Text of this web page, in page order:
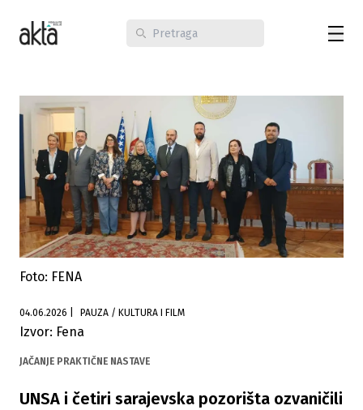
Foto: FENA
04.06.2026 PAUZA / KULTURA I FILM
Izvor: Fena
JAČANJE PRAKTIČNE NASTAVE
UNSA i četiri sarajevska pozorišta ozvaničili